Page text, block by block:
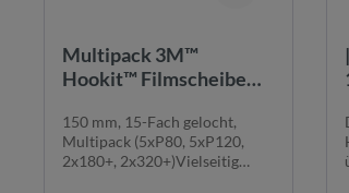
Multipack 3M™
Hookit™ Filmscheibe
5xP120, 15-Fach
gelocht
150 mm, 15-Fach gelocht,
Multipack (5xP80, 5xP120,
2x180+, 2x320+)Vielseitig